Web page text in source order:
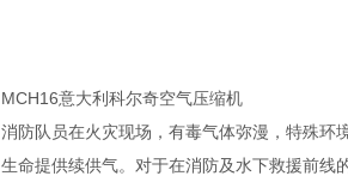
MCH16意大利科尔奇空气压缩机
消防队员在火灾现场，有毒气体弥漫，特殊环
生命提供续供气。对于在消防及水下救援前线